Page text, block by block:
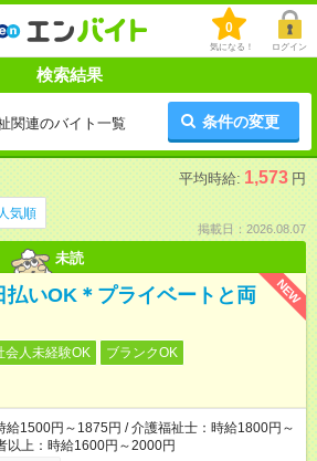
0
気になる！ ログイン
検索結果
関連のバイト一覧 条件の変更
平均時給: 1,573 円
人気順
掲載日：2026.08.07
未読
NEW
払いOK＊プライベートと両
会人未経験OK
ブランクOK
給1500円～1875円 / 介護福祉士：時給1800円～
以上：時給1600円～2000円